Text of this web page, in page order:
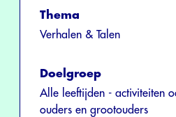
Thema
Verhalen & Talen
Doelgroep
Alle leeftijden - activiteiten
ouders en grootouders